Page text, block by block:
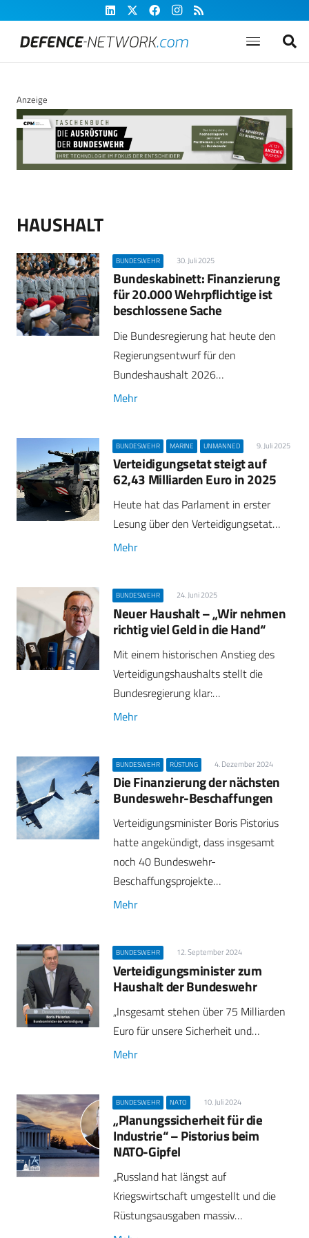
Anzeige
HAUSHALT
BUNDESWEHR 30. Juli 2025
Bundeskabinett: Finanzierung
für 20.000 Wehrpflichtige ist
beschlossene Sache
Die Bundesregierung hat heute den
Regierungsentwurf für den
Bundeshaushalt 2026…
Mehr
BUNDESWEHR MARINE UNMANNED 9. Juli 2025
Verteidigungsetat steigt auf
62,43 Milliarden Euro in 2025
Heute hat das Parlament in erster
Lesung über den Verteidigungsetat…
Mehr
BUNDESWEHR 24. Juni 2025
Neuer Haushalt – „Wir nehmen
richtig viel Geld in die Hand“
Mit einem historischen Anstieg des
Verteidigungshaushalts stellt die
Bundesregierung klar:…
Mehr
BUNDESWEHR RÜSTUNG 4. Dezember 2024
Die Finanzierung der nächsten
Bundeswehr-Beschaffungen
Verteidigungsminister Boris Pistorius
hatte angekündigt, dass insgesamt
noch 40 Bundeswehr-
Beschaffungsprojekte…
Mehr
BUNDESWEHR 12. September 2024
Verteidigungsminister zum
Haushalt der Bundeswehr
„Insgesamt stehen über 75 Milliarden
Euro für unsere Sicherheit und…
Mehr
BUNDESWEHR NATO 10. Juli 2024
„Planungssicherheit für die
Industrie“ – Pistorius beim
NATO-Gipfel
„Russland hat längst auf
Kriegswirtschaft umgestellt und die
Rüstungsausgaben massiv…